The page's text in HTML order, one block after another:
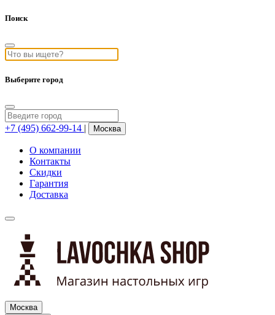
Поиск
Выберите город
+7 (495) 662-99-14 | Москва
О компании
Контакты
Скидки
Гарантия
Доставка
Москва